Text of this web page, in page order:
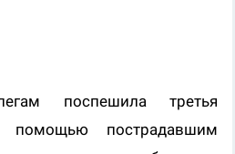
поспешила третья
пострадавшим